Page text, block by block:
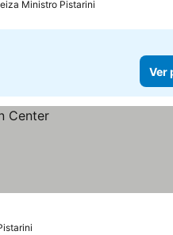
Ministro Pistarini
Ver